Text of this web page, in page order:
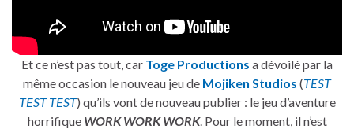
Et ce n’est pas tout, car Toge Productions a dévoilé par la
même occasion le nouveau jeu de Mojiken Studios (TEST
TEST TEST) qu’ils vont de nouveau publier : le jeu d’aventure
horrifique WORK WORK WORK. Pour le moment, il n’est